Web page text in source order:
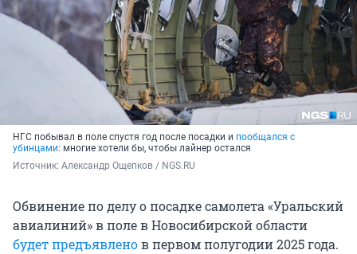
НГС побывал в поле спустя год после посадки и пообщался с
убинцами: многие хотели бы, чтобы лайнер остался
Источник: Александр Ощепков / NGS.RU
Обвинение по делу о посадке самолета «Уральский
авиалиний» в поле в Новосибирской области
будет предъявленов первом полугодии 2025 года.